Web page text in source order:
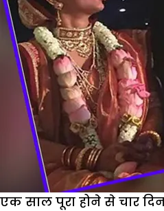
एक साल पूरा होने से चार